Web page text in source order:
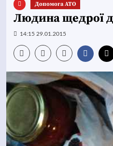
Допомога АТО
Людина щедрої
14:15 29.01.2015